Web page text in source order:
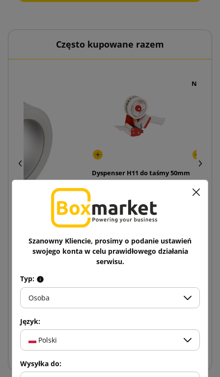
Często kupowane razem
3 kolory Hot-melt 48/60
Dyspenser H11 do taśmy 50mm
Nóż
Kup zestaw:
967,28 zł
− +
Dodaj do koszyka
Szanowny Kliencie, prosimy o podanie ustawień
swojego konta w celu prawidłowego działania
serwisu.
Typ:
Osoba
Język:
Polski
Wysyłka do: